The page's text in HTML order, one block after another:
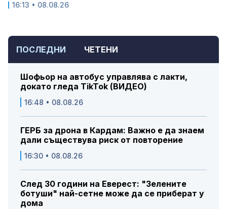
ПОСЛЕДНИ ЧЕТЕНИ
Шофьор на автобус управлява с лакти,
докато гледа TikTok (ВИДЕО)
16:48 • 08.08.26
ГЕРБ за дрона в Кардам: Важно е да знаем
дали съществува риск от повторение
16:30 • 08.08.26
След 30 години на Еверест: "Зелените
ботуши" най-сетне може да се приберат у
дома
16:13 • 08.08.26